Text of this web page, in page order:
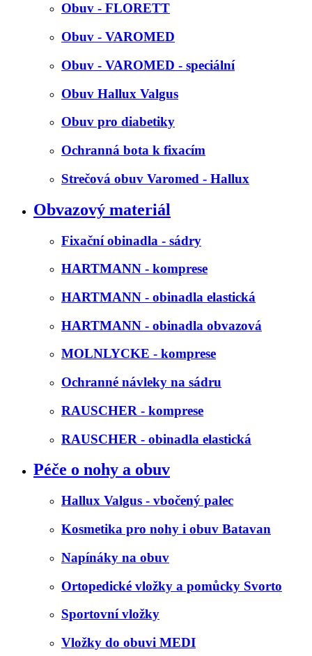
Obuv - FLORETT
Obuv - VAROMED
Obuv - VAROMED - speciální
Obuv Hallux Valgus
Obuv pro diabetiky
Ochranná bota k fixacím
Strečová obuv Varomed - Hallux
Obvazový materiál
Fixační obinadla - sádry
HARTMANN - komprese
HARTMANN - obinadla elastická
HARTMANN - obinadla obvazová
MOLNLYCKE - komprese
Ochranné návleky na sádru
RAUSCHER - komprese
RAUSCHER - obinadla elastická
Péče o nohy a obuv
Hallux Valgus - vbočený palec
Kosmetika pro nohy i obuv Batavan
Napínáky na obuv
Ortopedické vložky a pomůcky Svorto
Sportovní vložky
Vložky do obuvi MEDI